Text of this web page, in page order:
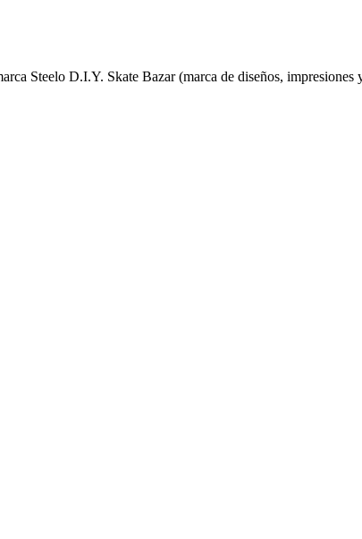
Steelo D.I.Y. Skate Bazar (marca de diseños, impresiones